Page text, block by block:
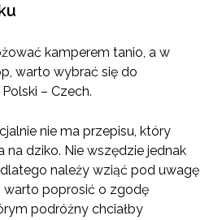
kamperem tanio, a w
warto wybrać się do
– Czech.
nie ma przepisu, który
na dziko. Nie wszędzie jednak
należy wziąć pod uwagę
warto poprosić o zgodę
podróżny chciałby